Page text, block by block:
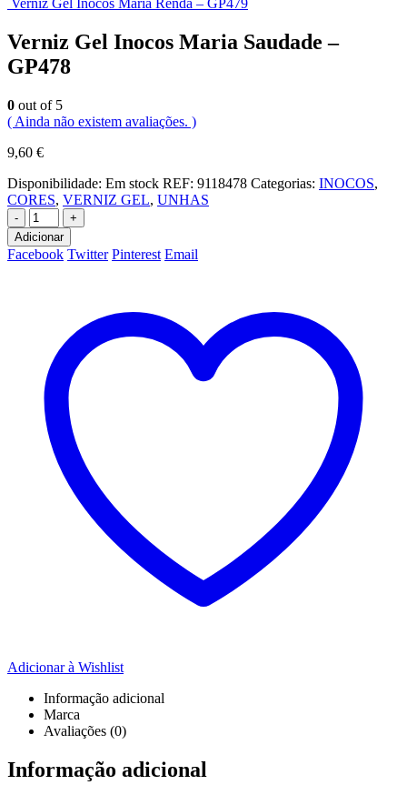
Verniz Gel Inocos Maria Renda – GP479
Verniz Gel Inocos Maria Saudade –
GP478
0 out of 5
( Ainda não existem avaliações. )
9,60 €
Disponibilidade: Em stock REF: 9118478 Categorias: INOCOS,
CORES, VERNIZ GEL, UNHAS
-
+
Adicionar
Facebook Twitter Pinterest Email
Adicionar à Wishlist
Informação adicional
Marca
Avaliações (0)
Informação adicional